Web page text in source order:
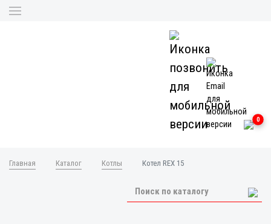
0
Главная Каталог Котлы Котел REX 15